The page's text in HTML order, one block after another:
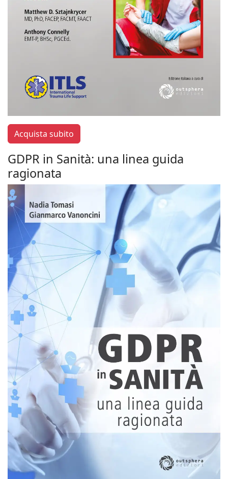
Acquista subito
GDPR in Sanità: una linea guida
ragionata